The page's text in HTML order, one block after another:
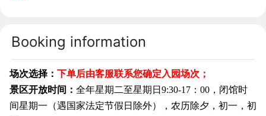
Booking information
场次选择 ： 下单后由客服联系您确定入园场次；
景区开放时间： 全年星期二至星期日 9:30-17 ： 00 ，闭馆时
间星期一（遇国家法定节假日除外），农历除夕，初一，初